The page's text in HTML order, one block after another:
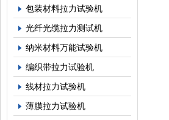
包装材料拉力试验机
光纤光缆拉力测试机
纳米材料万能试验机
编织带拉力试验机
线材拉力试验机
薄膜拉力试验机